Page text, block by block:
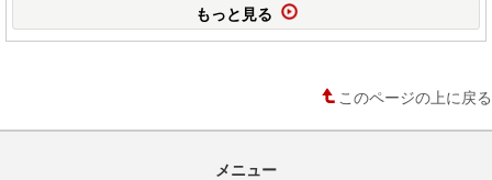
もっと見る
このページの上に戻る
メニュー